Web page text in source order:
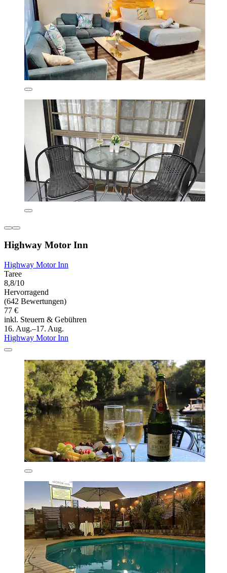
Highway Motor Inn
Highway Motor Inn
Taree
8,8/10
Hervorragend
(642 Bewertungen)
77 €
inkl. Steuern & Gebühren
16. Aug.–17. Aug.
Highway Motor Inn